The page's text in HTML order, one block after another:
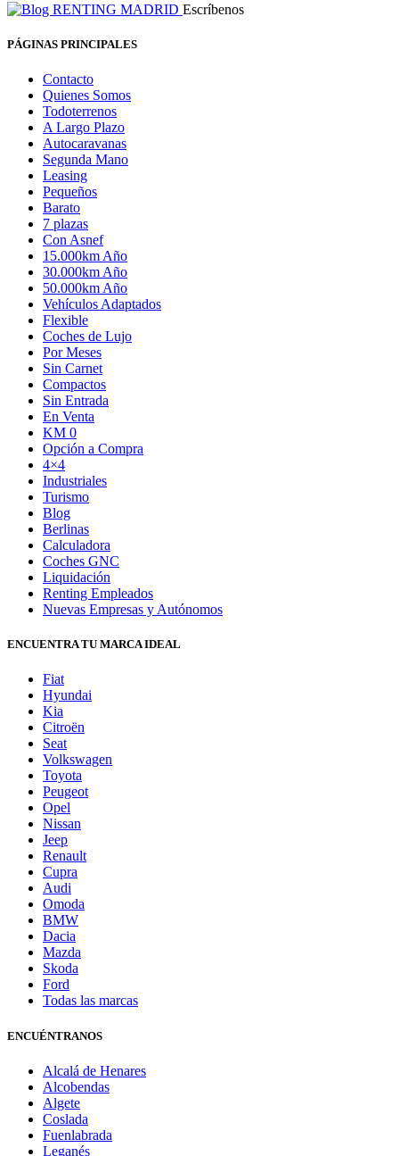
Escríbenos
PÁGINAS PRINCIPALES
Contacto
Quienes Somos
Todoterrenos
A Largo Plazo
Autocaravanas
Segunda Mano
Leasing
Pequeños
Barato
7 plazas
Con Asnef
15.000km Año
30.000km Año
50.000km Año
Vehículos Adaptados
Flexible
Coches de Lujo
Por Meses
Sin Carnet
Compactos
Sin Entrada
En Venta
KM 0
Opción a Compra
4×4
Industriales
Turismo
Blog
Berlinas
Calculadora
Coches GNC
Liquidación
Renting Empleados
Nuevas Empresas y Autónomos
ENCUENTRA TU MARCA IDEAL
Fiat
Hyundai
Kia
Citroën
Seat
Volkswagen
Toyota
Peugeot
Opel
Nissan
Jeep
Renault
Cupra
Audi
Omoda
BMW
Dacia
Mazda
Skoda
Ford
Todas las marcas
ENCUÉNTRANOS
Alcalá de Henares
Alcobendas
Algete
Coslada
Fuenlabrada
Leganés